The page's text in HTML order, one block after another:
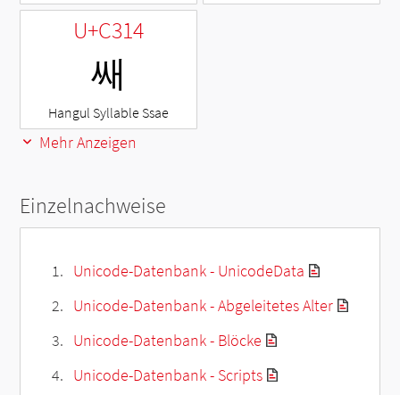
U+C314
쌔
Hangul Syllable Ssae
Mehr Anzeigen
Einzelnachweise
Unicode-Datenbank - UnicodeData
Unicode-Datenbank - Abgeleitetes Alter
Unicode-Datenbank - Blöcke
Unicode-Datenbank - Scripts